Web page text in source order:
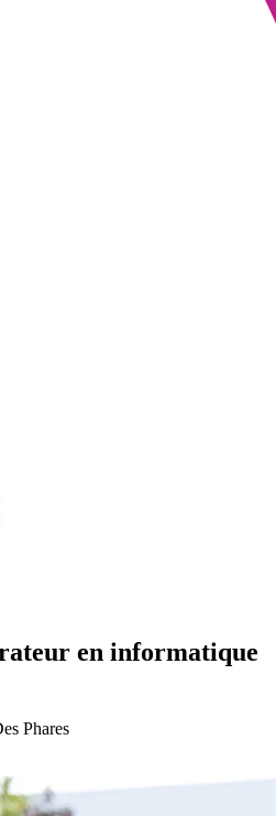
en informatique
Phares